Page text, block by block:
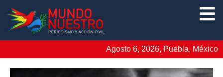
Agosto 6, 2026, Puebla, México